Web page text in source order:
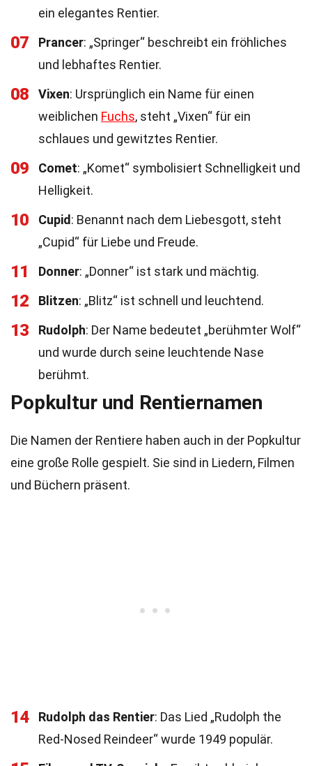
ein elegantes Rentier.
07 Prancer: „Springer“ beschreibt ein fröhliches
und lebhaftes Rentier.
08 Vixen: Ursprünglich ein Name für einen
weiblichen Fuchs, steht „Vixen“ für ein
schlaues und gewitztes Rentier.
09 Comet: „Komet“ symbolisiert Schnelligkeit und
Helligkeit.
10 Cupid : Benannt nach dem Liebesgott, steht
„Cupid“ für Liebe und Freude.
11 Donner: „Donner“ ist stark und mächtig.
12 Blitzen: „Blitz“ ist schnell und leuchtend.
13 Rudolph: Der Name bedeutet „berühmter Wolf“
und wurde durch seine leuchtende Nase
berühmt.
Popkultur und Rentiernamen
Die Namen der Rentiere haben auch in der Popkultur
eine große Rolle gespielt. Sie sind in Liedern, Filmen
und Büchern präsent.
14 Rudolph das Rentier: Das Lied „Rudolph the
Red-Nosed Reindeer“ wurde 1949 populär.